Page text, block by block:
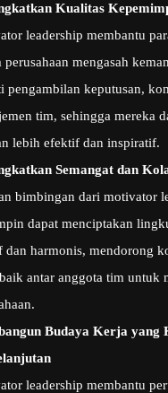
Kualitas
leadership membantu
perusahaan mengasah
pengambilan keputusan,
tim, sehingga mereka
lebih efektif dan inspiratif.
Semangat dan
bimbingan dari motivator
dapat menciptakan
dan harmonis, mendorong
antar anggota tim untuk
Budaya Kerja yang
leadership membantu